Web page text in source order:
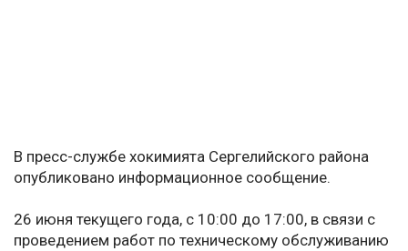
В пресс-службе хокимията Сергелийского района
опубликовано информационное сообщение.
26 июня текущего года, с 10:00 до 17:00, в связи с
проведением работ по техническому обслуживанию